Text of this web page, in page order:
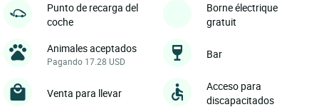
Punto de recarga del
coche
Borne électrique
gratuit
Animales aceptados
Pagando 17.28 USD
Bar
Venta para llevar
Acceso para
discapacitados